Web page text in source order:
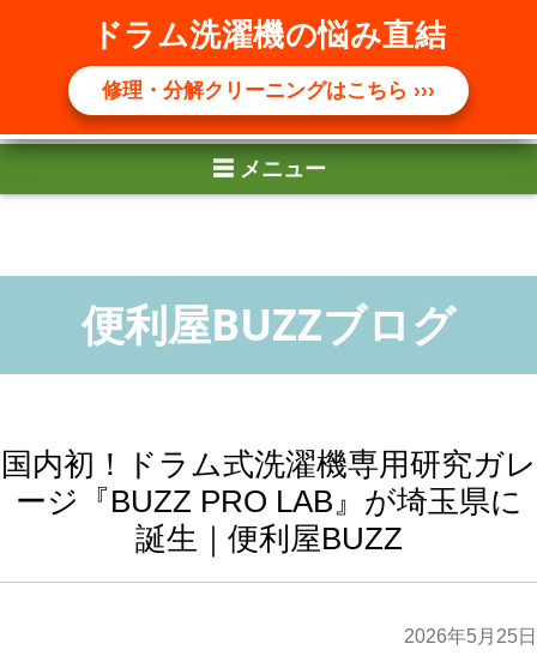
☰ メニュー
ドラム洗濯機の悩み直結
修理・分解クリーニングはこちら ›››
国内初！ドラム式洗濯機専用研究ガレ
ージ『BUZZ PRO LAB』が埼玉県に
誕生｜便利屋BUZZ
2026年5月25日